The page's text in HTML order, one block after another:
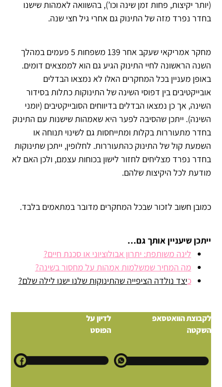
(יותר יקיצות, פחות זמן שינה וכו’), בהשוואה לאמהות שישנו
בחדר נפרד מזה של התינוק גם אחרי גיל חצי שנה.
מחקר אמריקאי שעקב אחר 139 משפחות 5 פעמים במהלך
השנה הראשונה לחיי התינוק הגיע גם הוא לממצאים דומים.
באופן מעניין בכל המחקרים האלו לא נמצאו הבדלים
אובייקטיבים בין דפוסי השינה של התינוקות כתלות בסידור
השינה, אך כן נמצאו הבדלים בדיווחים הסובייקטיבים (יומני
השינה). ייתכן שהסיבה לפער היא שאמהות שישנות עם התינוק
בחדר מתעוררות בקלות ומתייחסות גם לשינוי תנוחה או
השמעת קול של התינוק כהתעוררות. לחלופין, ייתכן שתינוקות
בחדר נפרד מצליחים לחזור לישון בכוחות עצמם, ולכן האם לא
מודעת לכל היקיצות שלהם.
כמובן חשוב לזכור שבכל המחקרים מדובר במתאמים בלבד.
ייתכן שיעניין אותך גם…
לינה משותפת: יתרון אבולוציוני או סכנת חיים?
מה המחיר שמשלמות אמהות על מחסור בשינה?
כיצד נולדה הציפייה שהתינוקות שלנו ישנו לילה שלם?
לדיון על
הפוסט
לקבוצת הוואטסאפ
השקטה